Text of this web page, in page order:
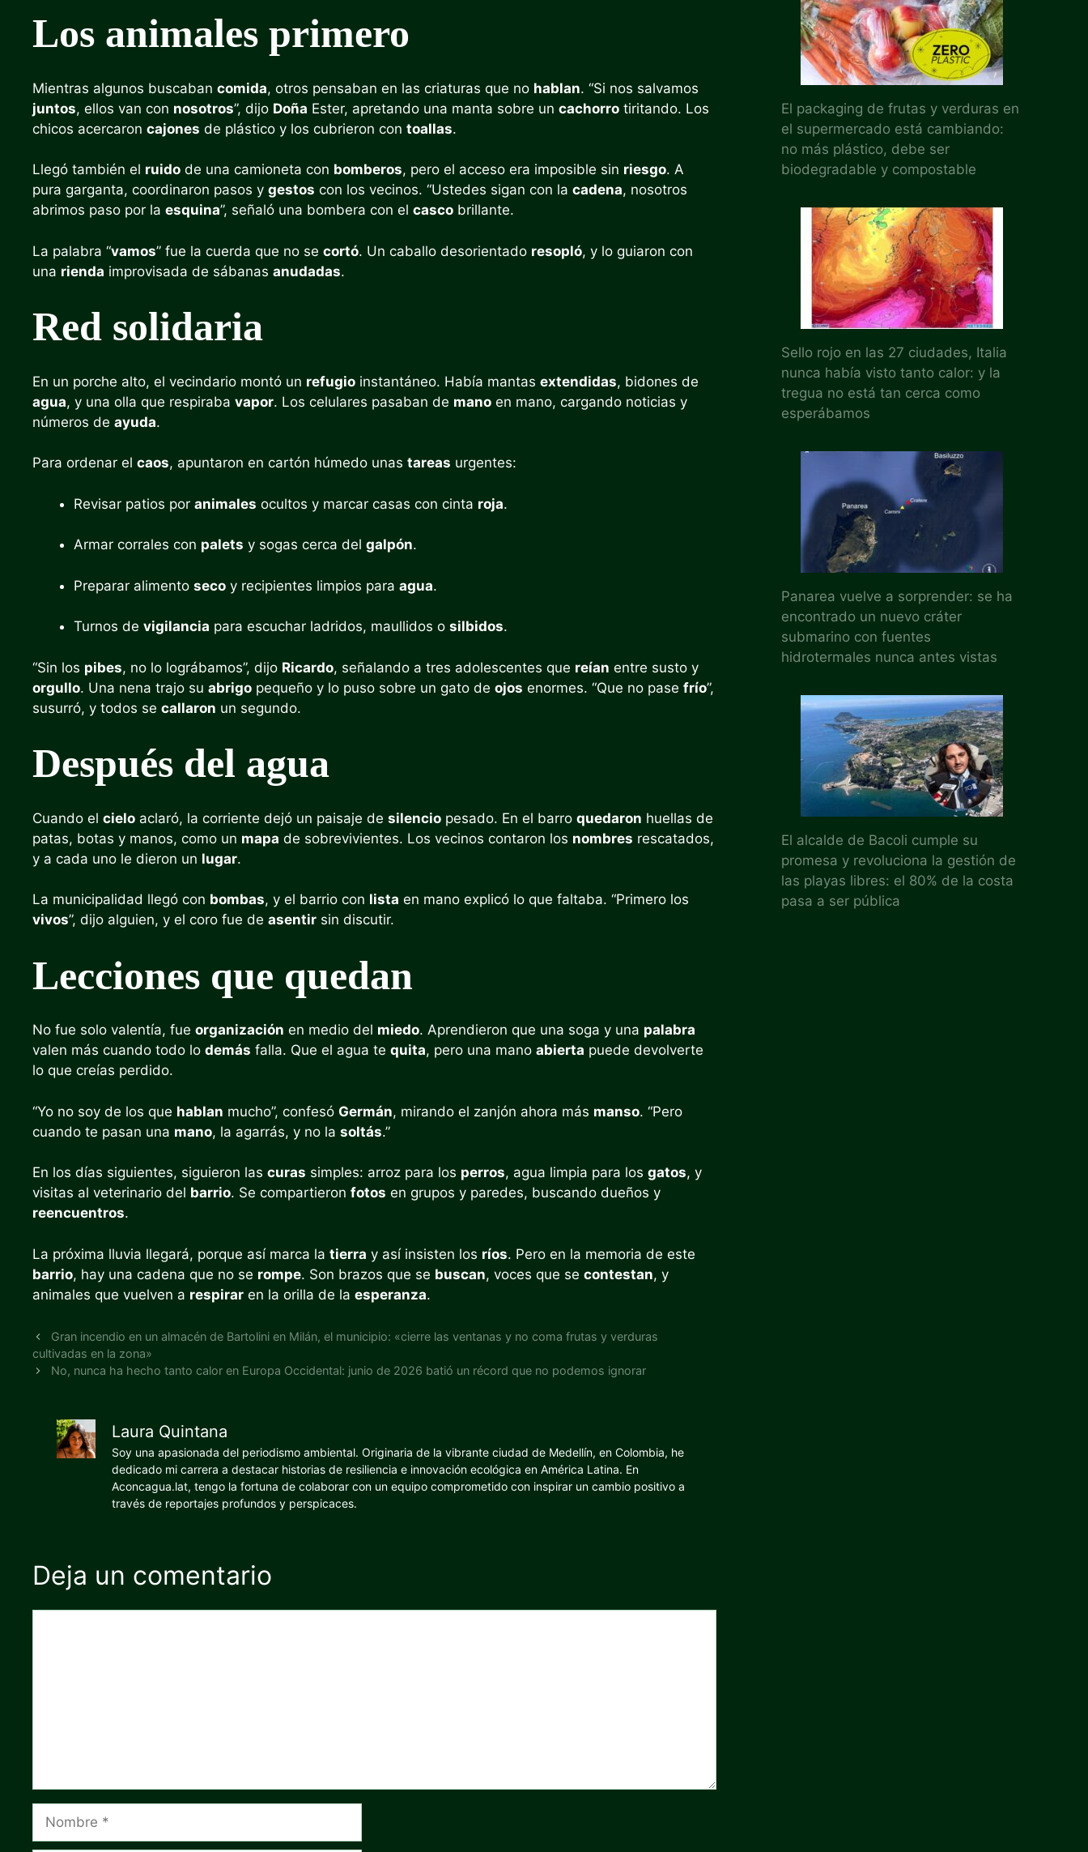
Los animales primero
Mientras algunos buscaban comida, otros pensaban en las criaturas que no hablan. “Si nos salvamos
juntos, ellos van con nosotros”, dijo Doña Ester, apretando una manta sobre un cachorro tiritando. Los
chicos acercaron cajones de plástico y los cubrieron con toallas.
Llegó también el ruido de una camioneta con bomberos, pero el acceso era imposible sin riesgo. A
pura garganta, coordinaron pasos y gestos con los vecinos. “Ustedes sigan con la cadena, nosotros
abrimos paso por la esquina”, señaló una bombera con el casco brillante.
La palabra “vamos” fue la cuerda que no se cortó. Un caballo desorientado resopló, y lo guiaron con
una rienda improvisada de sábanas anudadas.
Red solidaria
En un porche alto, el vecindario montó un refugio instantáneo. Había mantas extendidas, bidones de
agua, y una olla que respiraba vapor. Los celulares pasaban de mano en mano, cargando noticias y
números de ayuda.
Para ordenar el caos, apuntaron en cartón húmedo unas tareas urgentes:
Revisar patios por animales ocultos y marcar casas con cinta roja.
Armar corrales con palets y sogas cerca del galpón.
Preparar alimento seco y recipientes limpios para agua.
Turnos de vigilancia para escuchar ladridos, maullidos o silbidos.
“Sin los pibes, no lo lográbamos”, dijo Ricardo, señalando a tres adolescentes que reían entre susto y
orgullo. Una nena trajo su abrigo pequeño y lo puso sobre un gato de ojos enormes. “Que no pase frío”,
susurró, y todos se callaron un segundo.
Después del agua
Cuando el cielo aclaró, la corriente dejó un paisaje de silencio pesado. En el barro quedaron huellas de
patas, botas y manos, como un mapa de sobrevivientes. Los vecinos contaron los nombres rescatados,
y a cada uno le dieron un lugar.
La municipalidad llegó con bombas, y el barrio con lista en mano explicó lo que faltaba. “Primero los
vivos”, dijo alguien, y el coro fue de asentir sin discutir.
Lecciones que quedan
No fue solo valentía, fue organización en medio del miedo. Aprendieron que una soga y una palabra
valen más cuando todo lo demás falla. Que el agua te quita, pero una mano abierta puede devolverte
lo que creías perdido.
“Yo no soy de los que hablan mucho”, confesó Germán, mirando el zanjón ahora más manso. “Pero
cuando te pasan una mano, la agarrás, y no la soltás.”
En los días siguientes, siguieron las curas simples: arroz para los perros, agua limpia para los gatos, y
visitas al veterinario del barrio. Se compartieron fotos en grupos y paredes, buscando dueños y
reencuentros.
La próxima lluvia llegará, porque así marca la tierra y así insisten los ríos. Pero en la memoria de este
barrio, hay una cadena que no se rompe. Son brazos que se buscan, voces que se contestan, y
animales que vuelven a respirar en la orilla de la esperanza.
Gran incendio en un almacén de Bartolini en Milán, el municipio: «cierre las ventanas y no coma frutas y verduras
cultivadas en la zona»
No, nunca ha hecho tanto calor en Europa Occidental: junio de 2026 batió un récord que no podemos ignorar
Laura Quintana
Soy una apasionada del periodismo ambiental. Originaria de la vibrante ciudad de Medellín, en Colombia, he
dedicado mi carrera a destacar historias de resiliencia e innovación ecológica en América Latina. En
Aconcagua.lat, tengo la fortuna de colaborar con un equipo comprometido con inspirar un cambio positivo a
través de reportajes profundos y perspicaces.
Deja un comentario
Nombre
El packaging de frutas y verduras en
el supermercado está cambiando:
no más plástico, debe ser
biodegradable y compostable
Sello rojo en las 27 ciudades, Italia
nunca había visto tanto calor: y la
tregua no está tan cerca como
esperábamos
Panarea vuelve a sorprender: se ha
encontrado un nuevo cráter
submarino con fuentes
hidrotermales nunca antes vistas
El alcalde de Bacoli cumple su
promesa y revoluciona la gestión de
las playas libres: el 80% de la costa
pasa a ser pública